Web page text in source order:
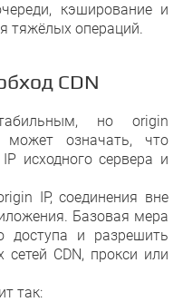
кэширование и
тяжёлых операций.
CDN
но origin
означать, что
исходного сервера и
IP, соединения вне
Базовая мера
и разрешить
CDN, прокси или
так: